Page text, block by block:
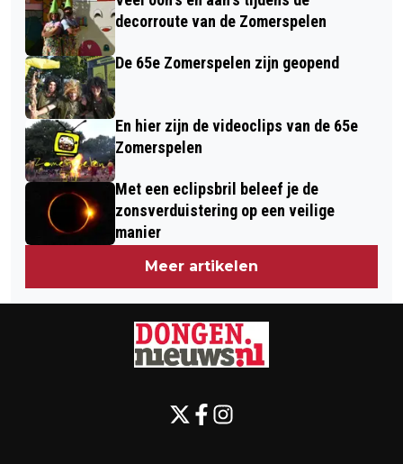
decorroute van de Zomerspelen
De 65e Zomerspelen zijn geopend
En hier zijn de videoclips van de 65e
Zomerspelen
Met een eclipsbril beleef je de
zonsverduistering op een veilige
manier
Meer artikelen